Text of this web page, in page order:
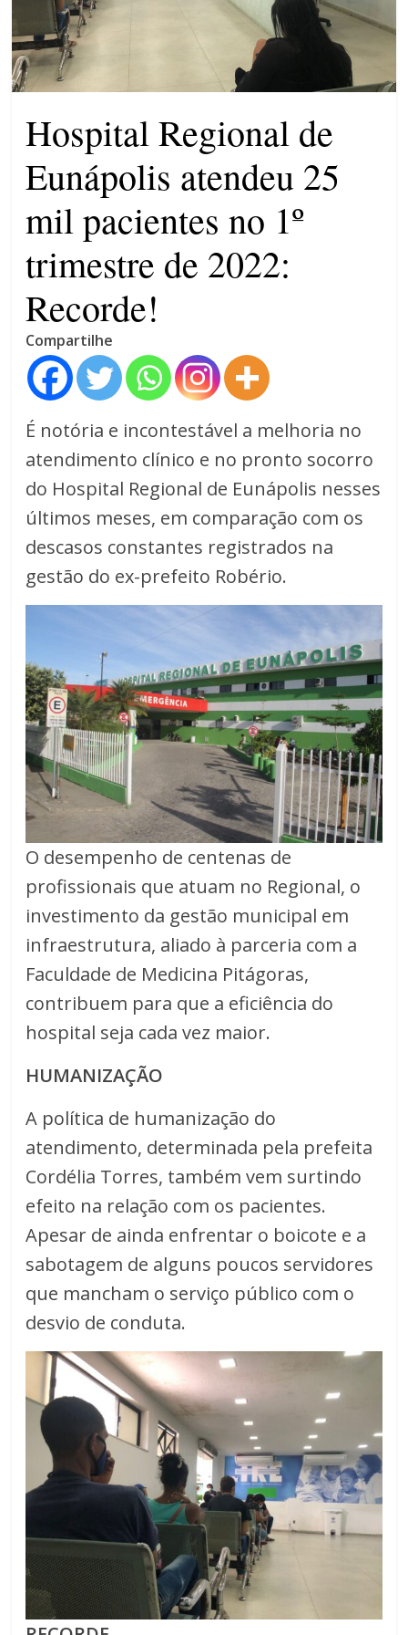
Ministro do STF André
Mendonça precisa explicar
dúvidas no ar
Hospital Regional de
Eunápolis atendeu 25
mil pacientes no 1º
trimestre de 2022:
Recorde!
Compartilhe
É notória e incontestável a melhoria no
atendimento clínico e no pronto socorro
do Hospital Regional de Eunápolis nesses
últimos meses, em comparação com os
descasos constantes registrados na
gestão do ex-prefeito Robério.
O desempenho de centenas de
profissionais que atuam no Regional, o
investimento da gestão municipal em
infraestrutura, aliado à parceria com a
Faculdade de Medicina Pitágoras,
contribuem para que a eficiência do
hospital seja cada vez maior.
HUMANIZAÇÃO
A política de humanização do
atendimento, determinada pela prefeita
Cordélia Torres, também vem surtindo
efeito na relação com os pacientes.
Apesar de ainda enfrentar o boicote e a
sabotagem de alguns poucos servidores
que mancham o serviço público com o
desvio de conduta.